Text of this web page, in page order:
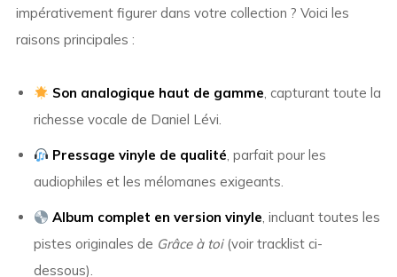
impérativement figurer dans votre collection ? Voici les
raisons principales :
Son analogique haut de gamme, capturant toute la
richesse vocale de Daniel Lévi.
Pressage vinyle de qualité, parfait pour les
audiophiles et les mélomanes exigeants.
Album complet en version vinyle, incluant toutes les
pistes originales de Grâce à toi(voir tracklist ci-
dessous).